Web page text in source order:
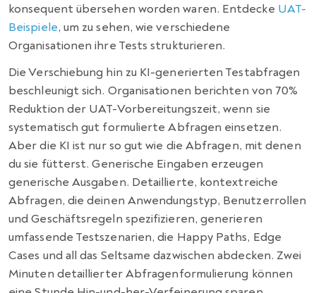
konsequent übersehen worden waren. Entdecke UAT-
Beispiele, um zu sehen, wie verschiedene
Organisationen ihre Tests strukturieren.
Die Verschiebung hin zu KI-generierten Testabfragen
beschleunigt sich. Organisationen berichten von 70%
Reduktion der UAT-Vorbereitungszeit, wenn sie
systematisch gut formulierte Abfragen einsetzen.
Aber die KI ist nur so gut wie die Abfragen, mit denen
du sie fütterst. Generische Eingaben erzeugen
generische Ausgaben. Detaillierte, kontextreiche
Abfragen, die deinen Anwendungstyp, Benutzerrollen
und Geschäftsregeln spezifizieren, generieren
umfassende Testszenarien, die Happy Paths, Edge
Cases und all das Seltsame dazwischen abdecken. Zwei
Minuten detaillierter Abfragenformulierung können